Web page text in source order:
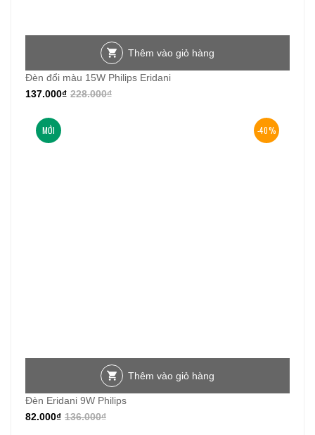
Thêm vào giỏ hàng
Đèn đổi màu 15W Philips Eridani
228.000₫
137.000₫
-40%
MỚI
Thêm vào giỏ hàng
Đèn Eridani 9W Philips
136.000₫
82.000₫